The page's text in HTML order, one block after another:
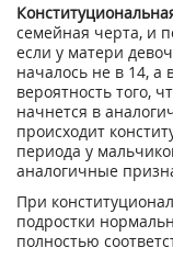
семейная черта, и
если у матери
началось не в 14, а
вероятность того,
начнется в
происходит
периода у
аналогичные
При
подростки
полностью